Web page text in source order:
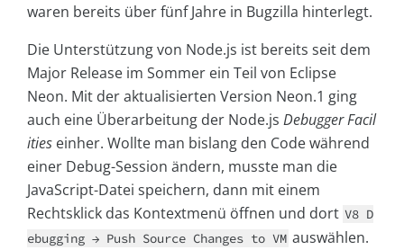
waren bereits über fünf Jahre in Bugzilla hinterlegt.
Die Unterstützung von Node.js ist bereits seit dem
Major Release im Sommer ein Teil von Eclipse
Neon. Mit der aktualisierten Version Neon.1 ging
auch eine Überarbeitung der Node.js Debugger Facil
ities einher. Wollte man bislang den Code während
einer Debug-Session ändern, musste man die
JavaScript-Datei speichern, dann mit einem
Rechtsklick das Kontextmenü öffnen und dort V8 D
ebugging → Push Source Changes to VM auswählen.